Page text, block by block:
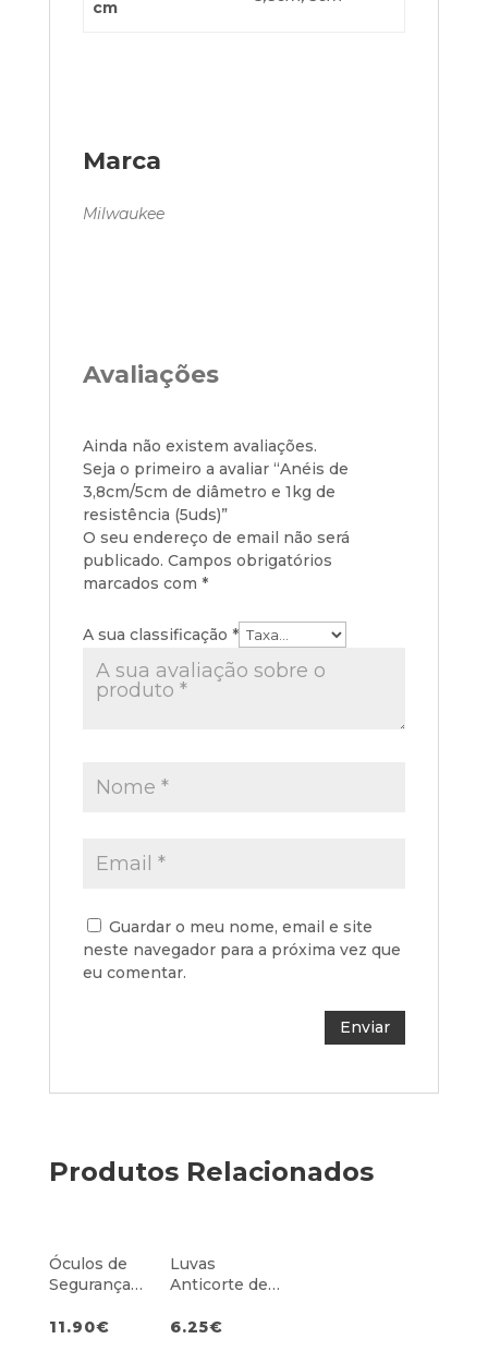
cm
Marca
Milwaukee
Avaliações
Ainda não existem avaliações.
Seja o primeiro a avaliar “Anéis de
3,8cm/5cm de diâmetro e 1kg de
resistência (5uds)”
O seu endereço de email não será
publicado. Campos obrigatórios
marcados com *
A sua classificação *
Guardar o meu nome, email e site
neste navegador para a próxima vez que
eu comentar.
Produtos Relacionados
Óculos de
Segurança
Transparentes
11.90€
Luvas
Anticorte de
Visibilidade
6.25€